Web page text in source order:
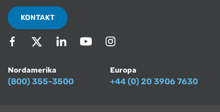
KONTAKT
Nordamerika
(800) 355-3500
Europa
+44 (0) 20 3906 7630